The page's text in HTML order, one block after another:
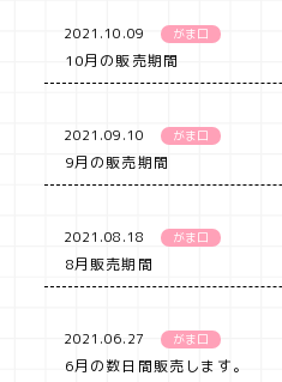
2021.10.09 がま口
10月の販売期間
2021.09.10 がま口
9月の販売期間
2021.08.18 がま口
8月販売期間
2021.06.27 がま口
6月の数日間販売します。